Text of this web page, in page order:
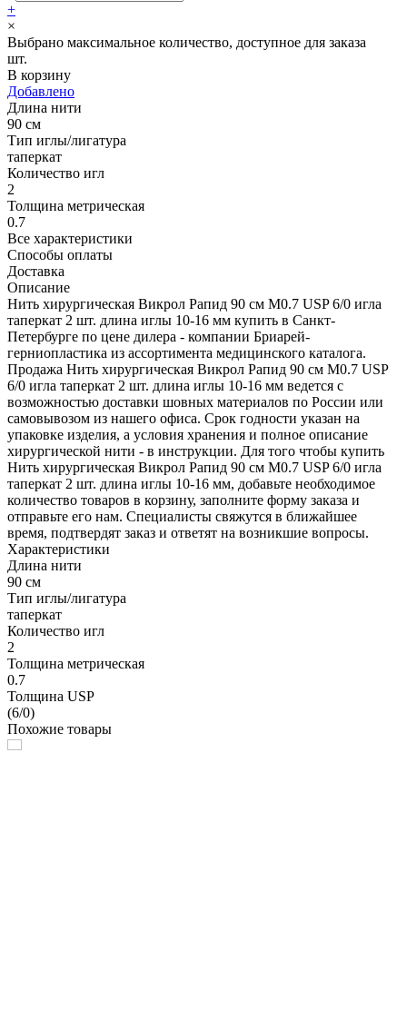
+
×
Выбрано максимальное количество, доступное для заказа
шт.
В корзину
Добавлено
Длина нити
90 см
Тип иглы/лигатура
таперкат
Количество игл
2
Толщина метрическая
0.7
Все характеристики
Способы оплаты
Доставка
Описание
Нить хирургическая Викрол Рапид 90 см М0.7 USP 6/0 игла
таперкат 2 шт. длина иглы 10-16 мм купить в Санкт-
Петербурге по цене дилера - компании Бриарей-
герниопластика из ассортимента медицинского каталога.
Продажа Нить хирургическая Викрол Рапид 90 см М0.7 USP
6/0 игла таперкат 2 шт. длина иглы 10-16 мм ведется с
возможностью доставки шовных материалов по России или
самовывозом из нашего офиса. Срок годности указан на
упаковке изделия, а условия хранения и полное описание
хирургической нити - в инструкции. Для того чтобы купить
Нить хирургическая Викрол Рапид 90 см М0.7 USP 6/0 игла
таперкат 2 шт. длина иглы 10-16 мм, добавьте необходимое
количество товаров в корзину, заполните форму заказа и
отправьте его нам. Специалисты свяжутся в ближайшее
время, подтвердят заказ и ответят на возникшие вопросы.
Характеристики
Длина нити
90 см
Тип иглы/лигатура
таперкат
Количество игл
2
Толщина метрическая
0.7
Толщина USP
(6/0)
Похожие товары